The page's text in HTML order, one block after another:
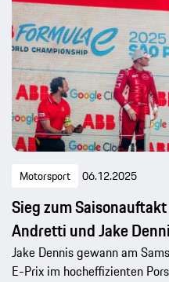
Motorsport 06.12.2025
Sieg zum
Andretti und Jake
Jake Dennis gewann am
E-Prix im hocheffizienten